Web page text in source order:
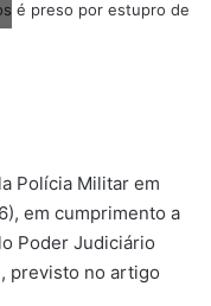
Polícia Militar em
em cumprimento a
Poder Judiciário
previsto no artigo